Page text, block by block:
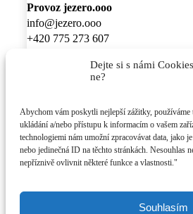
Dejte si s námi
ne?
Abychom vám poskytli nejlepší zážitky,
ukládání a/nebo přístupu k informacím o vašem
technologiemi nám umožní zpracovávat data, jako
nebo jedinečná ID na těchto stránkách. Nesouhlas
nepříznivě ovlivnit některé funkce a vlastnosti."
Souhlasím
Provoz jezero.ooo
info@jezero.ooo
+420 775 273 607
Pronájem areálu & eventy
+420776 300 878
Lenka
Sleduj Jezero